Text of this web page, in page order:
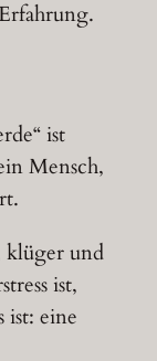
ist
Mensch,
klüger und
ist,
ist: eine